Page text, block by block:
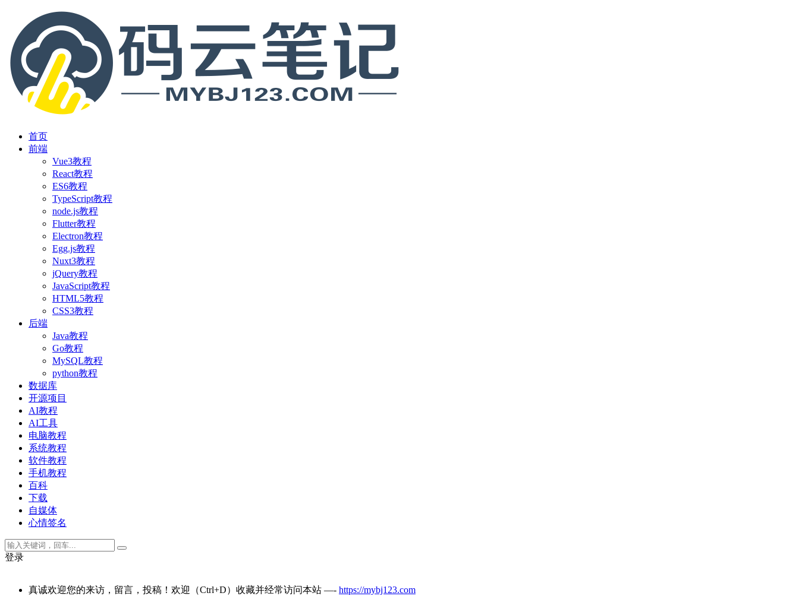
首页
前端
Vue3教程
React教程
ES6教程
TypeScript教程
node.js教程
Flutter教程
Electron教程
Egg.js教程
Nuxt3教程
jQuery教程
JavaScript教程
HTML5教程
CSS3教程
后端
Java教程
Go教程
MySQL教程
python教程
数据库
开源项目
AI教程
AI工具
电脑教程
系统教程
软件教程
手机教程
百科
下载
自媒体
心情签名
登录
真诚欢迎您的来访，留言，投稿！欢迎（Ctrl+D）收藏并经常访问本站 —- https://mybj123.com